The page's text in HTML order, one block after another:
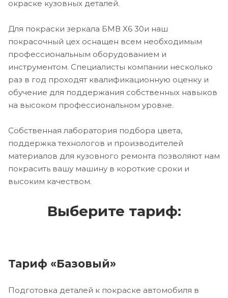
окраске кузовных деталей.
Для покраски зеркала БМВ Х6 30и наш
покрасочный цех оснащен всем необходимым
профессиональным оборудованием и
инструментом. Специалисты компании несколько
раз в год проходят квалификационную оценку и
обучение для поддержания собственных навыков
на высоком профессиональном уровне.
Собственная лаборатория подбора цвета,
поддержка технологов и производителей
материалов для кузовного ремонта позволяют нам
покрасить вашу машину в короткие сроки и
высоким качеством.
Выберите тариф:
Тариф «Базовый»
Подготовка деталей к покраске автомобиля в